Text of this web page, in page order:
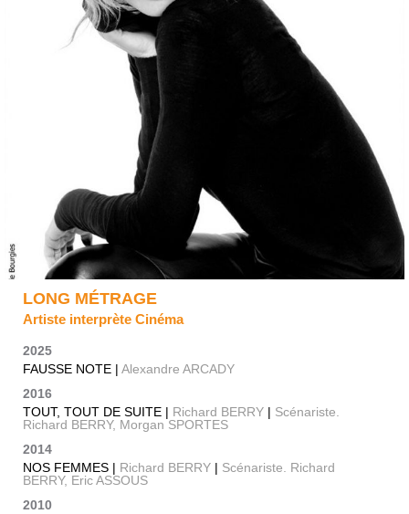
LONG MÉTRAGE
Artiste interprète Cinéma
2025
FAUSSE NOTE | Alexandre ARCADY
2016
TOUT, TOUT DE SUITE | Richard BERRY | Scénariste.
Richard BERRY, Morgan SPORTES
2014
NOS FEMMES | Richard BERRY | Scénariste. Richard
BERRY, Eric ASSOUS
2010